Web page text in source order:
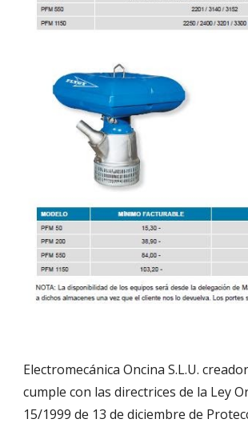
Electromecánica Oncina S.L.U.
cumple con las directrices de la Ley
15/1999 de 13 de diciembre de